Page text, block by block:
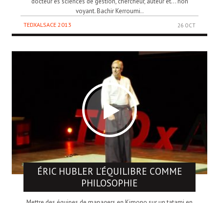
voyant. Bachir Kerroumi..
TEDXALSACE 2013 26 OCT
ÉRIC HUBLER L’ÉQUILIBRE COMME
PHILOSOPHIE